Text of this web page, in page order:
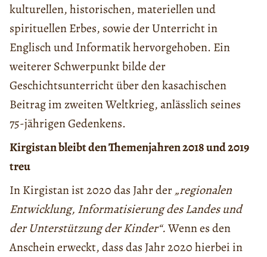
kulturellen, historischen, materiellen und
spirituellen Erbes, sowie der Unterricht in
Englisch und Informatik hervorgehoben. Ein
weiterer Schwerpunkt bilde der
Geschichtsunterricht über den kasachischen
Beitrag im zweiten Weltkrieg, anlässlich seines
75-jährigen Gedenkens.
Kirgistan bleibt den Themenjahren 2018 und 2019
treu
In Kirgistan ist 2020 das Jahr der„regionalen
Entwicklung, Informatisierung des Landes und
der Unterstützung der Kinder“.Wenn es den
Anschein erweckt, dass das Jahr 2020 hierbei in